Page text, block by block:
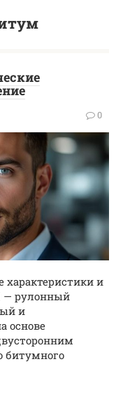
0
и
— рулонный
и
основе
битумного